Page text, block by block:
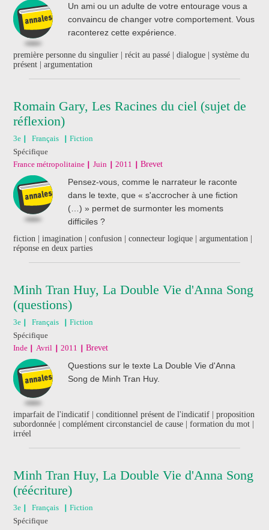
Un ami ou un adulte de votre entourage vous a
convaincu de changer votre comportement. Vous
raconterez cette expérience.
première personne du singulier | récit au passé | dialogue | système du
présent | argumentation
Romain Gary, Les Racines du ciel (sujet de
réflexion)
3e Français
Fiction
Spécifique
France métropolitaine
Juin 2011 Brevet
Pensez-vous, comme le narrateur le raconte
dans le texte, que « s'accrocher à une fiction
(…) » permet de surmonter les moments
difficiles ?
fiction | imagination | confusion | connecteur logique | argumentation |
réponse en deux parties
Minh Tran Huy, La Double Vie d'Anna Song
(questions)
3e Français
Fiction
Spécifique
Inde
Avril 2011 Brevet
Questions sur le texte La Double Vie d'Anna
Song de Minh Tran Huy.
imparfait de l'indicatif | conditionnel présent de l'indicatif | proposition
subordonnée | complément circonstanciel de cause | formation du mot |
irréel
Minh Tran Huy, La Double Vie d'Anna Song
(réécriture)
3e Français
Fiction
Spécifique